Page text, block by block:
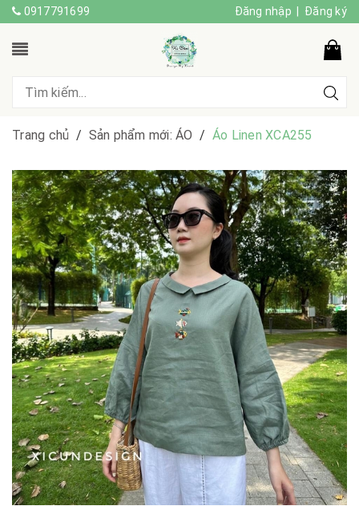
0917791699 Đăng nhập Đăng ký
Trang chủ / Sản phẩm mới: ÁO / Áo Linen XCA255